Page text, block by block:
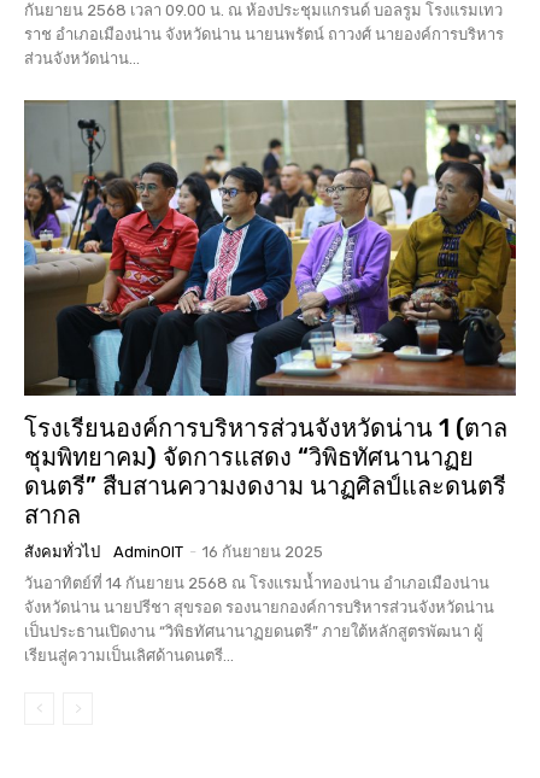
กันยายน 2568 เวลา 09.00 น. ณ ห้องประชุมแกรนด์ บอลรูม โรงแรมเทว
ราช อำเภอเมืองน่าน จังหวัดน่าน นายนพรัตน์ ถาวงศ์ นายองค์การบริหาร
ส่วนจังหวัดน่าน...
โรงเรียนองค์การบริหารส่วนจังหวัดน่าน 1 (ตาล
ชุมพิทยาคม) จัดการแสดง “วิพิธทัศนานาฏย
ดนตรี” สืบสานความงดงาม นาฏศิลป์และดนตรี
สากล
สังคมทั่วไป AdminOIT - 16 กันยายน 2025
วันอาทิตย์ที่ 14 กันยายน 2568 ณ โรงแรมน้ำทองน่าน อำเภอเมืองน่าน
จังหวัดน่าน นายปรีชา สุขรอด รองนายกองค์การบริหารส่วนจังหวัดน่าน
เป็นประธานเปิดงาน “วิพิธทัศนานาฏยดนตรี” ภายใต้หลักสูตรพัฒนา ผู้
เรียนสู่ความเป็นเลิศด้านดนตรี...